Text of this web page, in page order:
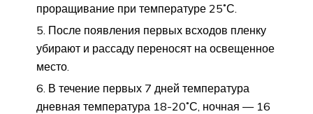
проращивание при температуре 25˚С.
После появления первых всходов пленку
убирают и рассаду переносят на освещенное
место.
В течение первых 7 дней температура
дневная температура 18-20˚С, ночная — 16